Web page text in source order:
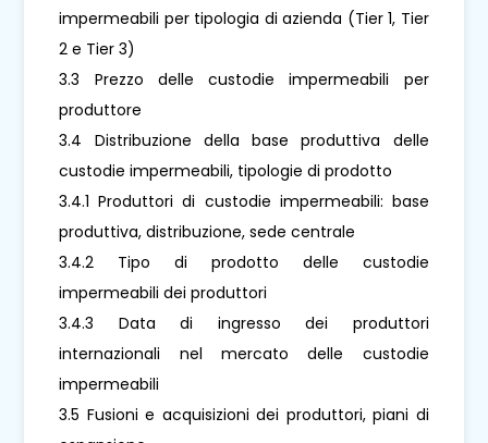
impermeabili per tipologia di azienda (Tier 1, Tier
2 e Tier 3)
3.3 Prezzo delle custodie impermeabili per
produttore
3.4 Distribuzione della base produttiva delle
custodie impermeabili, tipologie di prodotto
3.4.1 Produttori di custodie impermeabili: base
produttiva, distribuzione, sede centrale
3.4.2 Tipo di prodotto delle custodie
impermeabili dei produttori
3.4.3 Data di ingresso dei produttori
internazionali nel mercato delle custodie
impermeabili
3.5 Fusioni e acquisizioni dei produttori, piani di